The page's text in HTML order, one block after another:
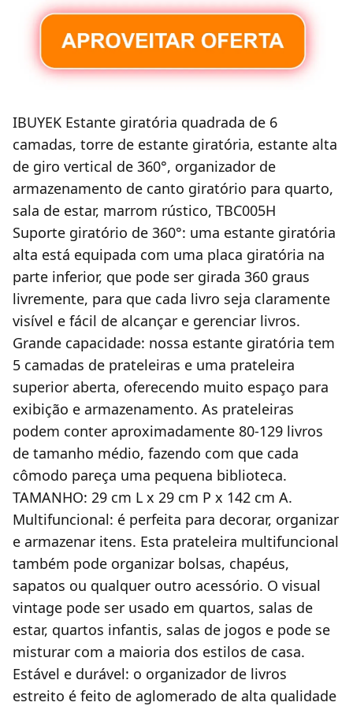
IBUYEK Estante giratória quadrada de 6
camadas, torre de estante giratória, estante alta
de giro vertical de 360°, organizador de
armazenamento de canto giratório para quarto,
sala de estar, marrom rústico, TBC005H
Suporte giratório de 360°: uma estante giratória
alta está equipada com uma placa giratória na
parte inferior, que pode ser girada 360 graus
livremente, para que cada livro seja claramente
visível e fácil de alcançar e gerenciar livros.
Grande capacidade: nossa estante giratória tem
5 camadas de prateleiras e uma prateleira
superior aberta, oferecendo muito espaço para
exibição e armazenamento. As prateleiras
podem conter aproximadamente 80-129 livros
de tamanho médio, fazendo com que cada
cômodo pareça uma pequena biblioteca.
TAMANHO: 29 cm L x 29 cm P x 142 cm A.
Multifuncional: é perfeita para decorar, organizar
e armazenar itens. Esta prateleira multifuncional
também pode organizar bolsas, chapéus,
sapatos ou qualquer outro acessório. O visual
vintage pode ser usado em quartos, salas de
estar, quartos infantis, salas de jogos e pode se
misturar com a maioria dos estilos de casa.
Estável e durável: o organizador de livros
estreito é feito de aglomerado de alta qualidade